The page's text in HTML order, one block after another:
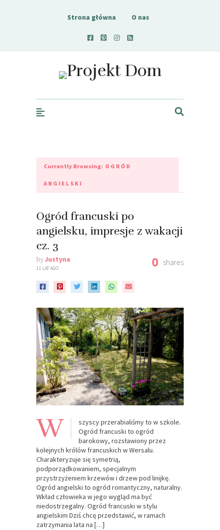
Strona główna O nas
Projekt Dom
Currently Browsing: OGRÓD
ANGIELSKI
Ogród francuski po
angielsku, impresje z wakacji
cz. 3
byJustyna
11 LAT AGO 0 shares
W
szyscy przerabialiśmy to w szkole.
Ogród francuski to ogród
barokowy, rozsławiony przez
kolejnych królów francuskich w Wersalu.
Charakteryzuje się symetrią,
podporządkowaniem, specjalnym
przystrzyżeniem krzewów i drzew pod linijkę.
Ogród angielski to ogród romantyczny, naturalny.
Wkład człowieka w jego wygląd ma być
niedostrzegalny. Ogród francuski w stylu
angielskim Dziś chcę przedstawić, w ramach
zatrzymania lata na […]